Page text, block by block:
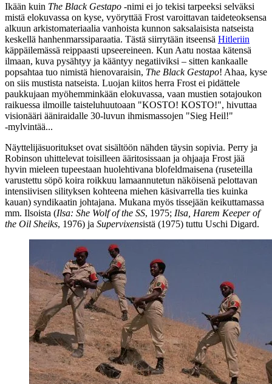
Ikään kuin The Black Gestapo ‑nimi ei jo tekisi tarpeeksi selväksi
mistä elokuvassa on kyse, vyöryttää Frost varoittavan taideteoksensa
alkuun arkistomateriaalia vanhoista kunnon saksalaisista natseista
keskellä hanhenmarssiparaatia. Tästä siirrytään itseensä Hitleriin
käppäilemässä reippaasti upseereineen. Kun Aatu nostaa kätensä
ilmaan, kuva pysähtyy ja kääntyy negatiiviksi – sitten kankaalle
popsahtaa tuo nimistä hienovaraisin, The Black Gestapo! Ahaa, kyse
on siis mustista natseista. Luojan kiitos herra Frost ei pidättele
paukkujaan myöhemminkään elokuvassa, vaan mustien sotajoukon
raikuessa ilmoille taisteluhuutoaan "KOSTO! KOSTO!", hivuttaa
visionääri ääniraidalle 30‑luvun ihmismassojen "Sieg Heil!"
‑mylvintää...
Näyttelijäsuoritukset ovat sisältöön nähden täysin sopivia. Perry ja
Robinson uhittelevat toisilleen ääritosissaan ja ohjaaja Frost jää
hyvin mieleen tupeestaan huolehtivana blofeldmaisena (ruseteilla
varustettu söpö koira roikkuu lamaannutetun näköisenä pelottavan
intensiivisen silityksen kohteena miehen käsivarrella ties kuinka
kauan) syndikaatin johtajana. Mukana myös tissejään keikuttamassa
mm. Ilsoista (Ilsa: She Wolf of the SS, 1975; Ilsa, Harem Keeper of
the Oil Sheiks, 1976) ja Supervixensistä (1975) tuttu Uschi Digard.